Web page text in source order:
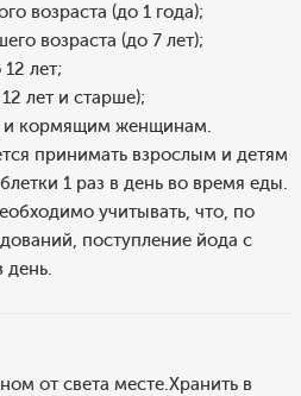
возраста (до 1 года);
возраста (до 7 лет);
лет;
лет и старше);
и кормящим женщинам.
принимать взрослым и детям
1 раз в день во время еды.
учитывать, что, по
поступление йода с
день.
от света месте.Хранить в